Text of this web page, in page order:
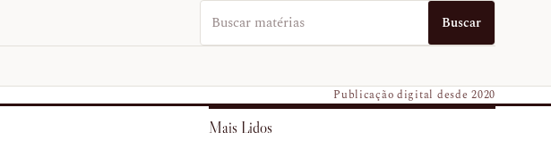
Buscar no EUVO News Buscar
Publicação digital desde 2020
Mais Lidos